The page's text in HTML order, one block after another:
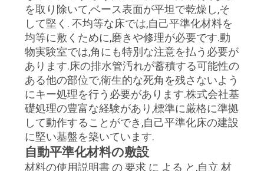
も
を取り除いて,ベース表面が平坦で乾燥し,そ
して堅く. 不均等な床では,自己平準化材料を
均等に敷くために,磨きや修理が必要です.動
物実験室では,角にも特別な注意を払う必要が
あります.床の排水管汚れが蓄積する可能性の
ある他の部位で,衛生的な死角を残さないよう
にキー処理を行う必要があります.株式会社基
礎処理の豊富な経験があり,標準に厳格に準拠
して動作することができ,自己平準化床の建設
に堅い基盤を築いています.
自動平準化材料の敷設
材料の使用説明書 の 要求 に よる と,自立 材